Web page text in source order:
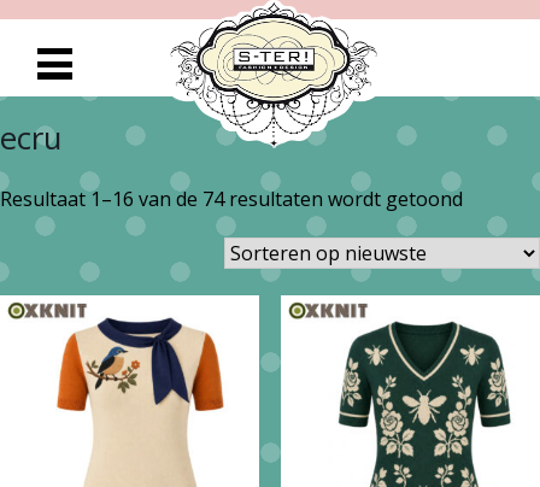
ecru
Resultaat 1–16 van de 74 resultaten wordt getoond
op